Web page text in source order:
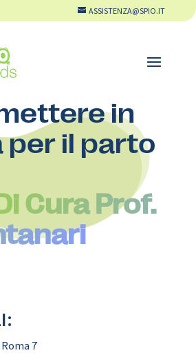
ASSISTENZA@SPIO.IT
in
per il parto
Cura Prof.
Roma 7